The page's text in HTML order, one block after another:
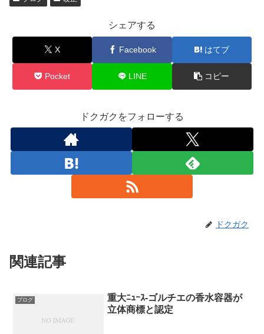
シェアする
X Facebook はてブ
Pocket LINE コピー
ドクガクをフォローする
ドクガク
関連記事
ブログ
重大ﾆｭｰｽ-ゴルチエの香水容器が
立体商標と認定